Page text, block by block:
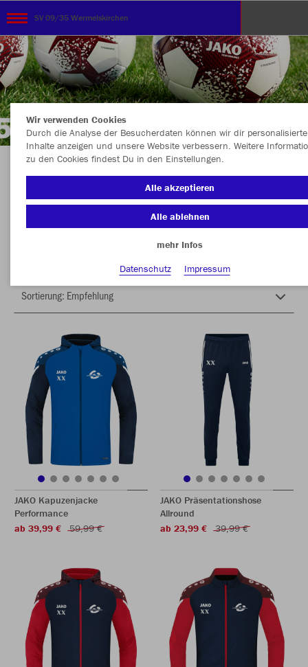
SV 09/35 Wermelskirchen
TEAMSHOP - SV 09/35 WERMELSKIRCHEN
Farbe
JAKO Kapuzenjacke
Performance
ab 39,99 €
59,99 €
JAKO Präsentationshose
Allround
ab 23,99 €
39,99 €
Wir verwenden Cookies
Durch die Analyse der Besucherdaten können wir dir personalisierte
Inhalte anzeigen und unsere Website verbessern. Weitere
zu den Cookies findest Du in den Einstellungen.
Alle akzeptieren
Alle ablehnen
mehr Infos
Datenschutz
Impressum